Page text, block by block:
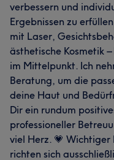
verbessern und
Ergebnissen zu
mit Laser,
ästhetische Kosmetik
im Mittelpunkt. Ich
Beratung, um die
deine Haut und
Dir ein rundum
professioneller
viel Herz. 💗 Wichtiger
richten sich